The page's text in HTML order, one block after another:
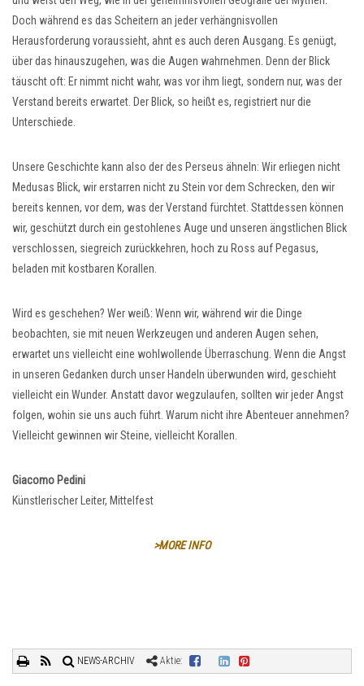
Doch während es das Scheitern an jeder verhängnisvollen
Herausforderung voraussieht, ahnt es auch deren Ausgang. Es genügt,
über das hinauszugehen, was die Augen wahrnehmen. Denn der Blick
täuscht oft: Er nimmt nicht wahr, was vor ihm liegt, sondern nur, was der
Verstand bereits erwartet. Der Blick, so heißt es, registriert nur die
Unterschiede.
Unsere Geschichte kann also der des Perseus ähneln: Wir erliegen nicht
Medusas Blick, wir erstarren nicht zu Stein vor dem Schrecken, den wir
bereits kennen, vor dem, was der Verstand fürchtet. Stattdessen können
wir, geschützt durch ein gestohlenes Auge und unseren ängstlichen Blick
verschlossen, siegreich zurückkehren, hoch zu Ross auf Pegasus,
beladen mit kostbaren Korallen.
Wird es geschehen? Wer weiß: Wenn wir, während wir die Dinge
beobachten, sie mit neuen Werkzeugen und anderen Augen sehen,
erwartet uns vielleicht eine wohlwollende Überraschung. Wenn die Angst
in unseren Gedanken durch unser Handeln überwunden wird, geschieht
vielleicht ein Wunder. Anstatt davor wegzulaufen, sollten wir jeder Angst
folgen, wohin sie uns auch führt. Warum nicht ihre Abenteuer annehmen?
Vielleicht gewinnen wir Steine, vielleicht Korallen.
Giacomo Pedini
Künstlerischer Leiter, Mittelfest
>MORE INFO
NEWS-ARCHIV Aktie: